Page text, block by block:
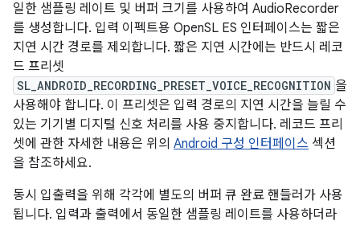
일한 샘플링 레이트 및 버퍼 크기를 사용하여 AudioRecorder
를 생성합니다. 입력 이펙트용 OpenSL ES 인터페이스는 짧은
지연 시간 경로를 제외합니다. 짧은 지연 시간에는 반드시 레코
드 프리셋
SL_ANDROID_RECORDING_PRESET_VOICE_RECOGNITION 을
사용해야 합니다. 이 프리셋은 입력 경로의 지연 시간을 늘릴 수
있는 기기별 디지털 신호 처리를 사용 중지합니다. 레코드 프리
셋에 관한 자세한 내용은 위의 Android 구성 인터페이스 섹션
을 참조하세요.
동시 입출력을 위해 각각에 별도의 버퍼 큐 완료 핸들러가 사용
됩니다. 입력과 출력에서 동일한 샘플링 레이트를 사용하더라